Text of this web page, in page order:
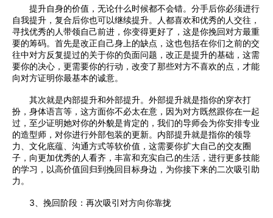
提升自身的价值，无论什么时候都不会错。分手后你必须进行
自我提升，复合后你也可以继续提升。人都喜欢和优秀的人交往，
寻找优秀的人带领自己前进，你变得更好了，这是你挽回对方最重
要的筹码。首先是改正自己身上的缺点，这也包括在你们之前的交
往中对方反复提过的关于你的负面问题，改正是提升的基础，这需
要你的决心，更需要你的行动，改变了那些对方不喜欢的点，才能
向对方证明你最基本的诚意。
其次就是内部提升和外部提升。外部提升就是指你的穿衣打
扮，身体语言等，这方面你不必太在意，因为对方既然跟你在一起
过，至少证明她对你的外貌是肯定的，我们的导师会为你安排专业
的造型师，对你进行外部包装的更新。内部提升就是指你的领导
力、文化底蕴、沟通方式等软价值，这需要你扩大自己的交友圈
子，向更加优秀的人看齐，丰富和充实自己的生活，进行更多技能
的学习，以高价值回归到挽回目标身边，为你接下来的二次吸引助
力。
3、挽回阶段：再次吸引对方向你靠拢